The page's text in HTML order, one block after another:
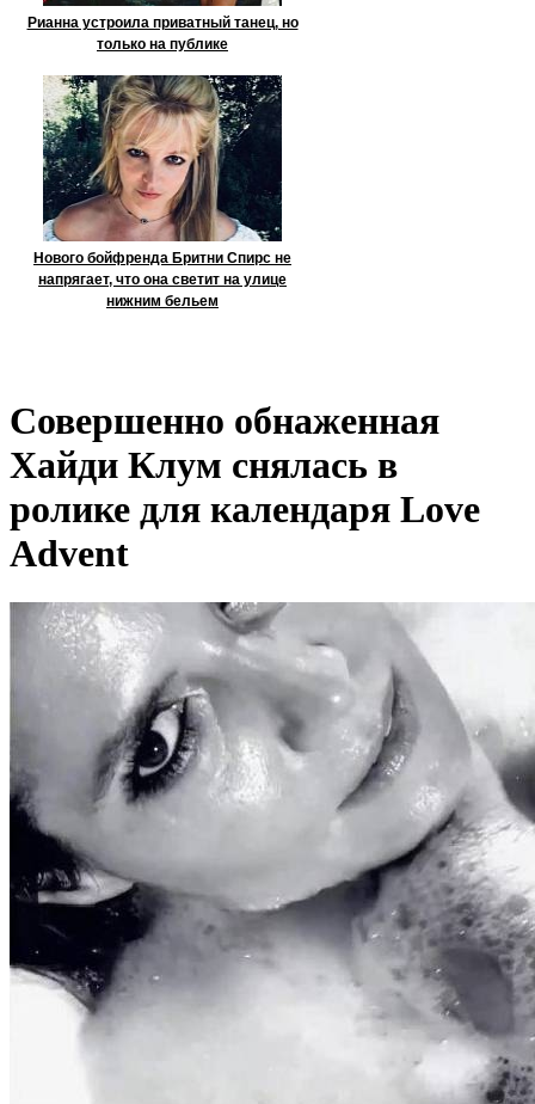
Рианна устроила приватный танец, но
только на публике
Нового бойфренда Бритни Спирс не
напрягает, что она светит на улице
нижним бельем
Совершенно обнаженная
Хайди Клум снялась в
ролике для календаря Love
Advent